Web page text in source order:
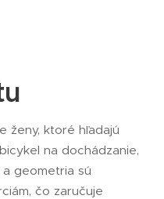
ženy, ktoré hľadajú
na dochádzanie,
geometria sú
čo zaručuje